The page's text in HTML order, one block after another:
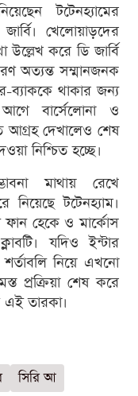
টটেনহ্যামের
খেলোয়াড়দের
উল্লেখ করে ডি জার্বি
অত্যন্ত সম্মানজনক
ব্যাককে থাকার জন্য
বার্সেলোনা ও
আগ্রহ দেখালেও শেষ
নিশ্চিত হচ্ছে।
মাথায় রেখে
টটেনহ্যাম।
ফান হেকে ও মার্কোস
যদিও ইন্টার
নিয়ে এখনো
প্রক্রিয়া শেষ করে
তারকা।
সিরি আ